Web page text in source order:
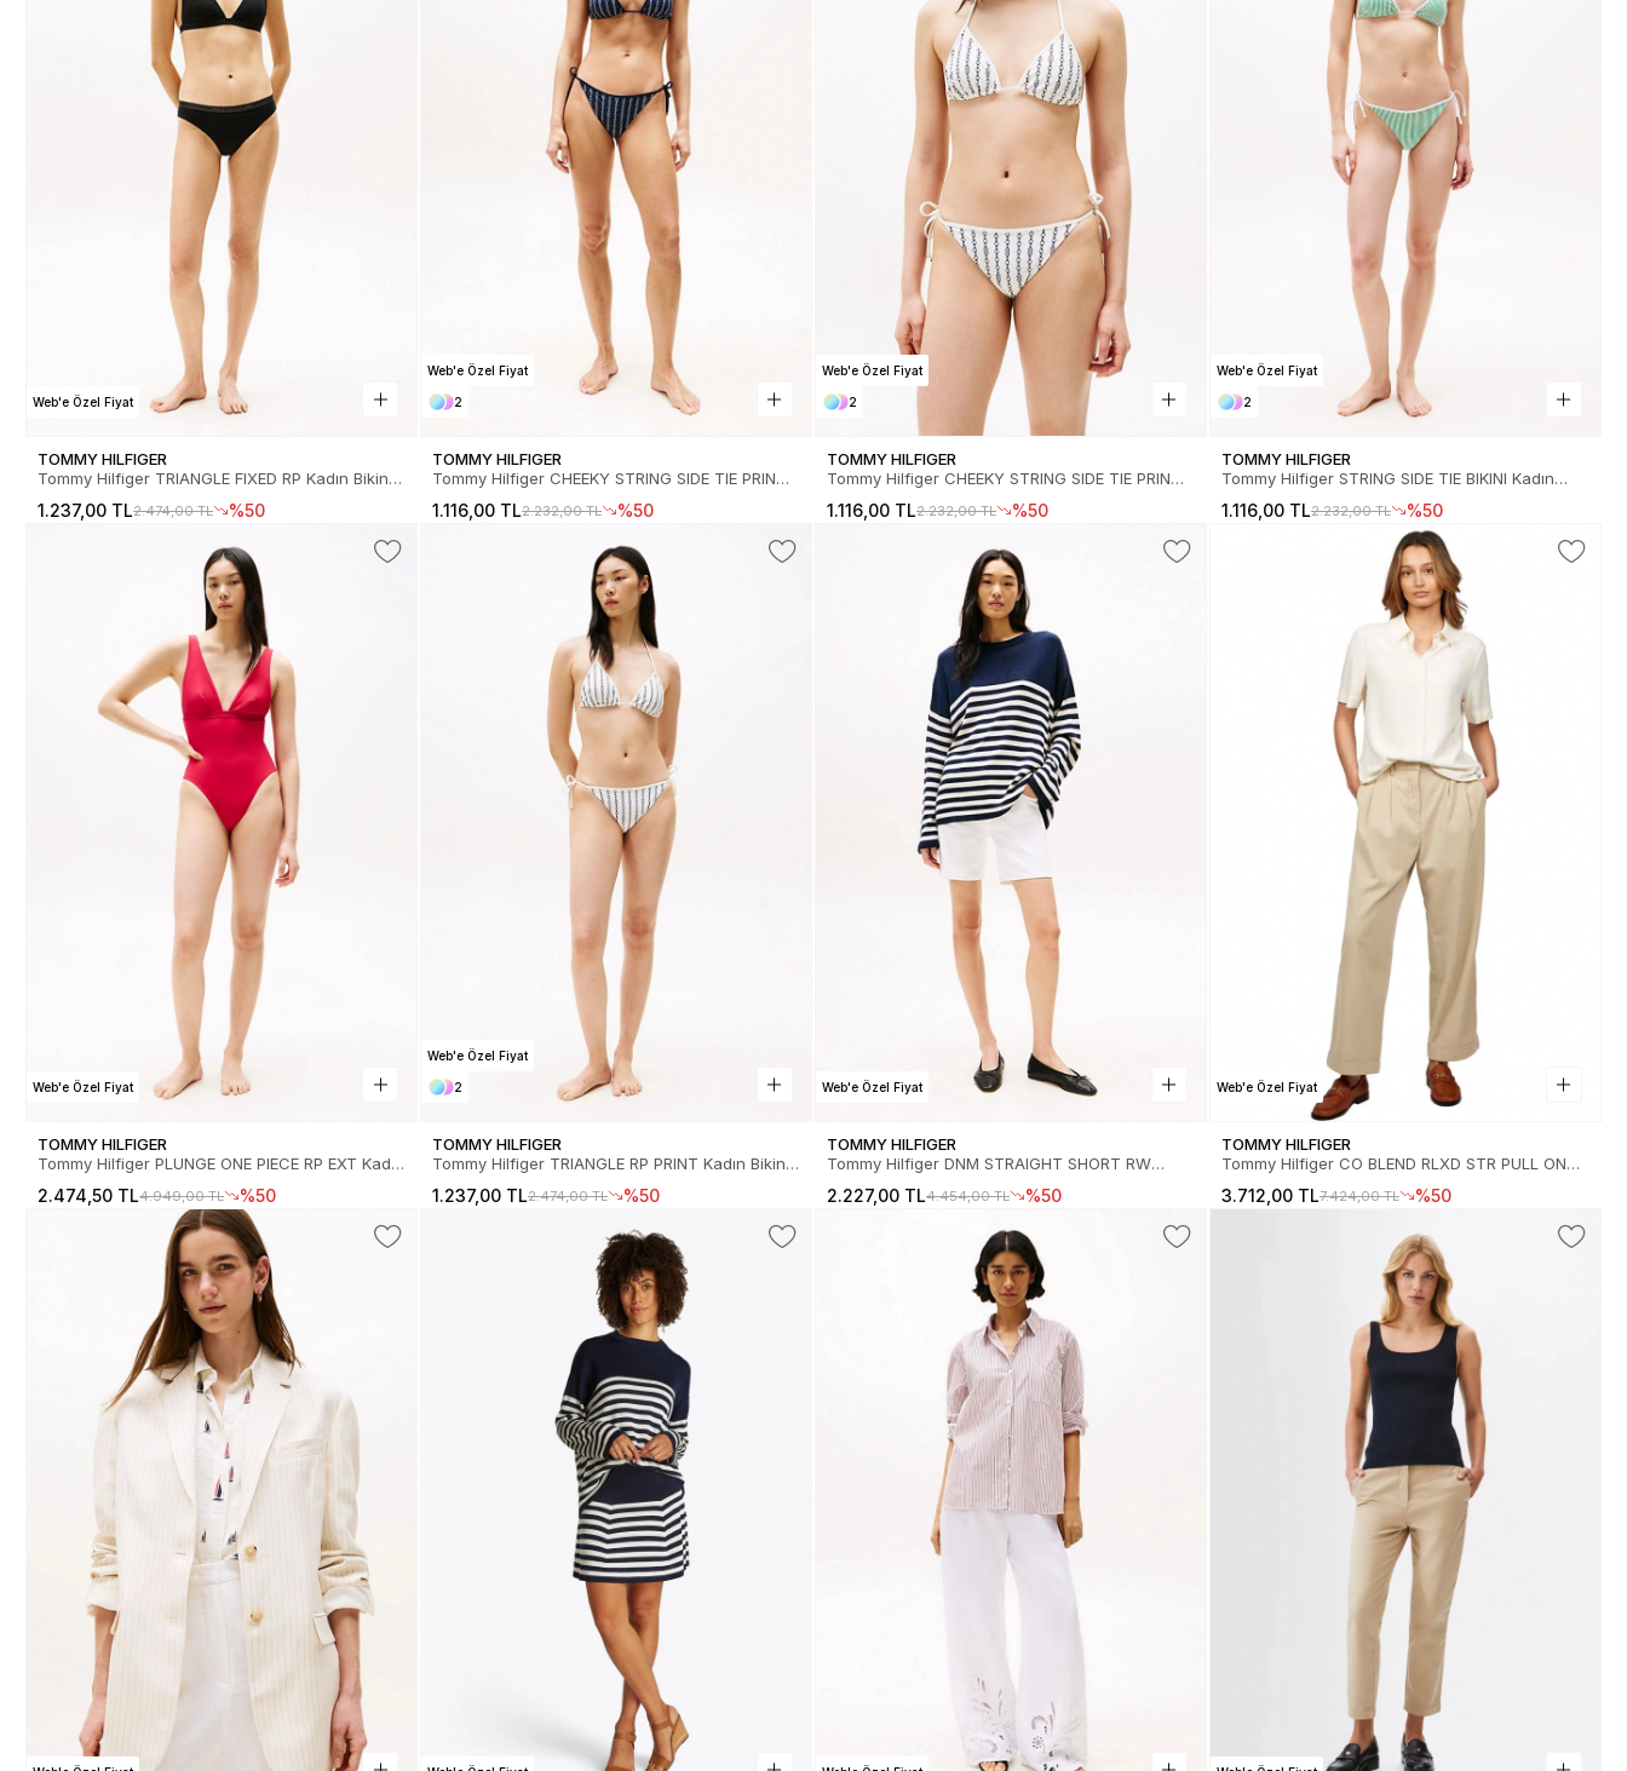
Web'e Özel Fiyat
TOMMY HILFIGER
Tommy Hilfiger TRIANGLE FIXED RP Kadın Bikini
1.237,00 TL2.474,00 TL %50
Web'e Özel Fiyat
2
TOMMY HILFIGER
Tommy Hilfiger CHEEKY STRING SIDE TIE PRINT
1.116,00 TL2.232,00 TL %50
Web'e Özel Fiyat
2
TOMMY HILFIGER
Tommy Hilfiger CHEEKY STRING SIDE TIE PRINT
1.116,00 TL2.232,00 TL %50
Web'e Özel Fiyat
2
TOMMY HILFIGER
Tommy Hilfiger STRING SIDE TIE BIKINI Kadın
1.116,00 TL2.232,00 TL %50
Web'e Özel Fiyat
TOMMY HILFIGER
Tommy Hilfiger PLUNGE ONE PIECE RP EXT Kadın
2.474,50 TL4.949,00 TL %50
Web'e Özel Fiyat
2
TOMMY HILFIGER
Tommy Hilfiger TRIANGLE RP PRINT Kadın Bikini
1.237,00 TL2.474,00 TL %50
Web'e Özel Fiyat
TOMMY HILFIGER
Tommy Hilfiger DNM STRAIGHT SHORT RW
2.227,00 TL4.454,00 TL %50
Web'e Özel Fiyat
TOMMY HILFIGER
Tommy Hilfiger CO BLEND RLXD STR PULL ON
3.712,00 TL7.424,00 TL %50